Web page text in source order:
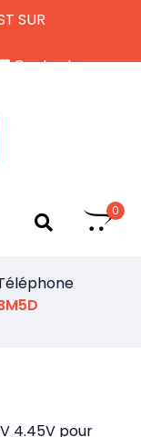
SUR
Contactez-nous
0